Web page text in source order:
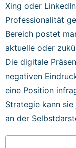
Xing oder
Professionalität
Bereich postet
aktuelle oder
Die digitale
negativen
eine Position
Strategie kann
an der